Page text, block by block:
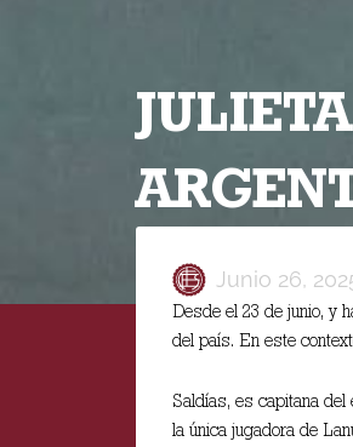
Junio 26,
Desde el 23 de junio, y
del país. En este
Saldías, es capitana del
la única jugadora de